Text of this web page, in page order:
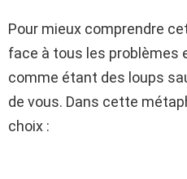
Pour mieux comprendre
face à tous les problèmes
comme étant des loups
de vous. Dans cette
choix :